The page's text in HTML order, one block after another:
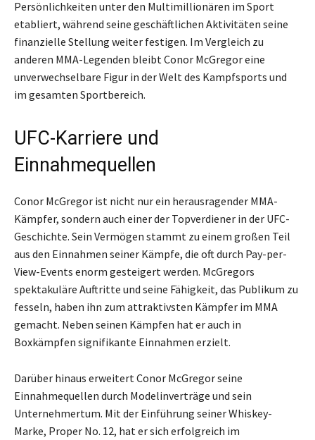
Persönlichkeiten unter den Multimillionären im Sport
etabliert, während seine geschäftlichen Aktivitäten seine
finanzielle Stellung weiter festigen. Im Vergleich zu
anderen MMA-Legenden bleibt Conor McGregor eine
unverwechselbare Figur in der Welt des Kampfsports und
im gesamten Sportbereich.
UFC-Karriere und
Einnahmequellen
Conor McGregor ist nicht nur ein herausragender MMA-
Kämpfer, sondern auch einer der Topverdiener in der UFC-
Geschichte. Sein Vermögen stammt zu einem großen Teil
aus den Einnahmen seiner Kämpfe, die oft durch Pay-per-
View-Events enorm gesteigert werden. McGregors
spektakuläre Auftritte und seine Fähigkeit, das Publikum zu
fesseln, haben ihn zum attraktivsten Kämpfer im MMA
gemacht. Neben seinen Kämpfen hat er auch in
Boxkämpfen signifikante Einnahmen erzielt.
Darüber hinaus erweitert Conor McGregor seine
Einnahmequellen durch Modelinverträge und sein
Unternehmertum. Mit der Einführung seiner Whiskey-
Marke, Proper No. 12, hat er sich erfolgreich im